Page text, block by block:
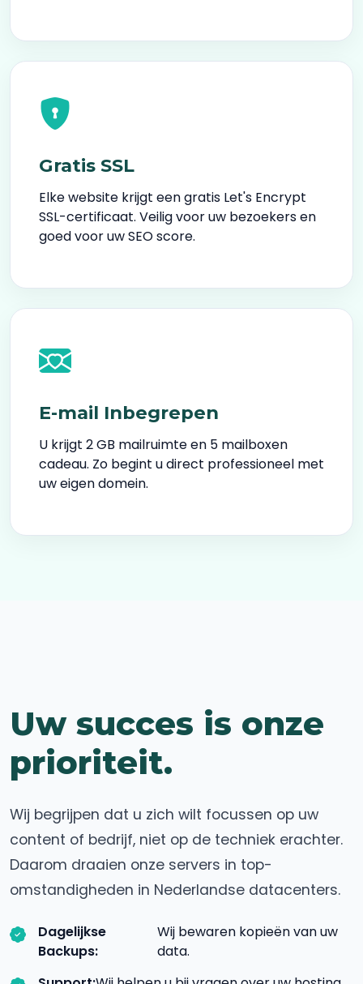
Gratis SSL
Elke website krijgt een gratis Let's Encrypt
SSL-certificaat. Veilig voor uw bezoekers en
goed voor uw SEO score.
E-mail Inbegrepen
U krijgt 2 GB mailruimte en 5 mailboxen
cadeau. Zo begint u direct professioneel met
uw eigen domein.
Uw succes is onze
prioriteit.
Wij begrijpen dat u zich wilt focussen op uw
content of bedrijf, niet op de techniek erachter.
Daarom draaien onze servers in top-
omstandigheden in Nederlandse datacenters.
Dagelijkse
Backups:
Wij bewaren kopieën van uw
data.